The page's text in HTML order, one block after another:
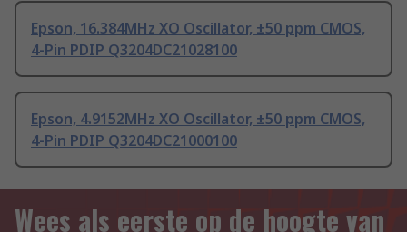
Epson, 16.384MHz XO Oscillator, ±50 ppm CMOS,
4-Pin PDIP Q3204DC21028100
Epson, 4.9152MHz XO Oscillator, ±50 ppm CMOS,
4-Pin PDIP Q3204DC21000100
Wees als eerste op de hoogte van